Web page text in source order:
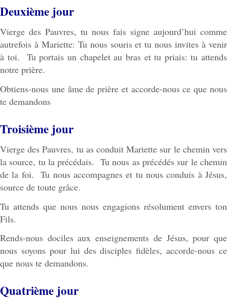
Deuxième jour
Vierge des Pauvres, tu nous fais signe aujourd’hui comme
autrefois à Mariette: Tu nous souris et tu nous invites à venir
à toi. Tu portais un chapelet au bras et tu priais: tu attends
notre prière.
Obtiens-nous une âme de prière et accorde-nous ce que nous
te demandons
Troisième jour
Vierge des Pauvres, tu as conduit Mariette sur le chemin vers
la source, tu la précédais. Tu nous as précédés sur le chemin
de la foi. Tu nous accompagnes et tu nous conduis à Jésus,
source de toute grâce.
Tu attends que nous nous engagions résolument envers ton
Fils.
Rends-nous dociles aux enseignements de Jésus, pour que
nous soyons pour lui des disciples fidèles, accorde-nous ce
que nous te demandons.
Quatrième jour